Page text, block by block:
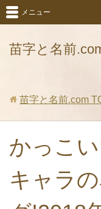
苗字と名前
メニュー
苗字と名前.com
かっこ
キャラ